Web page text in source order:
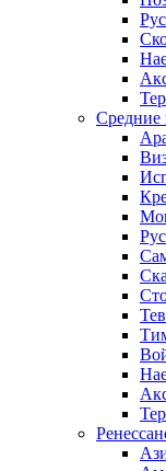
Средние